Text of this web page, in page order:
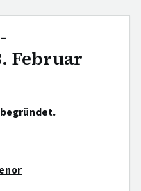
Februar